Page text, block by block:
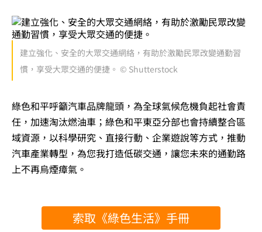
建立強化、安全的大眾交通網絡，有助於激勵民眾改變通勤習
慣，享受大眾交通的便捷。 © Shutterstock
綠色和平呼籲汽車品牌龍頭，為全球氣候危機負起社會責
任，加速淘汰燃油車；綠色和平東亞分部也會持續整合區
域資源，以科學研究、直接行動、企業遊說等方式，推動
汽車產業轉型，為您我打造低碳交通，讓您未來的通勤路
上不再烏煙瘴氣。
索取《綠色生活》手冊